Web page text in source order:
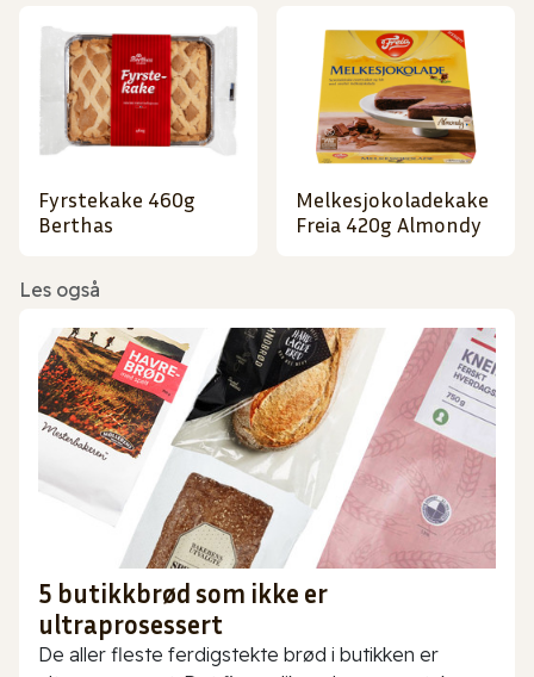
Fyrstekake 460g
Berthas
Melkesjokoladekake
Freia 420g Almondy
Les også
5 butikkbrød som ikke er
ultraprosessert
De aller fleste ferdigstekte brød i butikken er